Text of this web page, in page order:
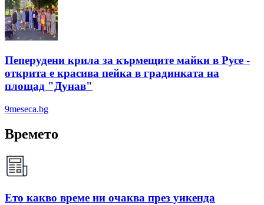
Пеперудени крила за кърмещите майки в Русе -
открита е красива пейка в градинката на
площад "Дунав"
9meseca.bg
Времето
Ето какво време ни очаква през уикенда